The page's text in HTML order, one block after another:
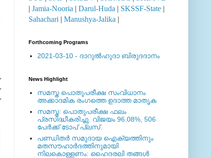
| Jamia-Nooria | Darul-Huda | SKSSF-State |
Sahachari | Manushya-Jalika |
Forthcoming Programs
2021-03-10 - ദാറുല്‍ഹുദാ ബിരുദദാനം
News Highlight
സമസ്ത പൊതുപരീക്ഷ സംവിധാനം
അക്കാദമിക രംഗത്തെ ഉദാത്ത മാതൃക
സമസ്ത: പൊതുപരീക്ഷ ഫലം
പ്രസിദ്ധീകരിച്ചു. വിജയം 96.08%, 506
പേര്‍ക്ക് ടോപ് പ്ലസ്.
പണ്ഡിതര്‍ സമുദായ ഐക്യത്തിനും
മതസൗഹാര്‍ദത്തിനുമായി
നിലകൊള്ളണം: ഹൈദരലി തങ്ങള്‍